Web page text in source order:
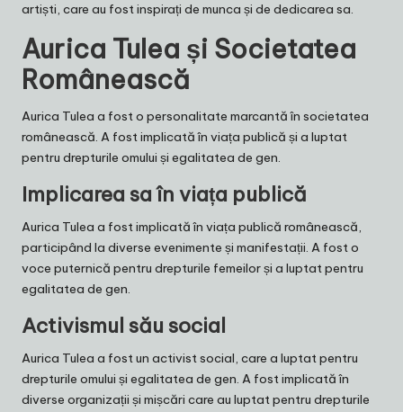
artiști, care au fost inspirați de munca și de dedicarea sa.
Aurica Tulea și Societatea
Românească
Aurica Tulea a fost o personalitate marcantă în societatea
românească. A fost implicată în viața publică și a luptat
pentru drepturile omului și egalitatea de gen.
Implicarea sa în viața publică
Aurica Tulea a fost implicată în viața publică românească,
participând la diverse evenimente și manifestații. A fost o
voce puternică pentru drepturile femeilor și a luptat pentru
egalitatea de gen.
Activismul său social
Aurica Tulea a fost un activist social, care a luptat pentru
drepturile omului și egalitatea de gen. A fost implicată în
diverse organizații și mișcări care au luptat pentru drepturile